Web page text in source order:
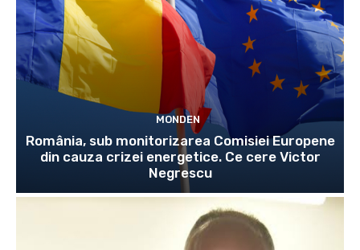
MONDEN
România, sub monitorizarea Comisiei Europene
din cauza crizei energetice. Ce cere Victor
Negrescu